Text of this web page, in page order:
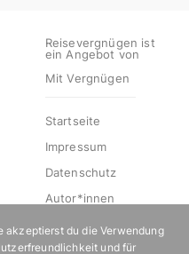
Reisevergnügen ist
ein Angebot von
Mit Vergnügen
Startseite
Impressum
Datenschutz
Autor*innen
Mediakit
Jobs
akzeptierst du die Verwendung
und für